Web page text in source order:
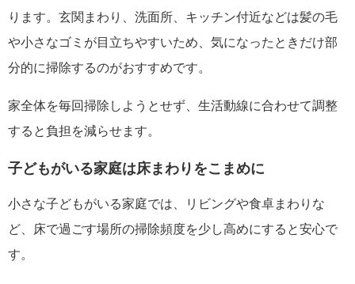
ります。玄関まわり、洗面所、キッチン付近などは髪の毛
や小さなゴミが目立ちやすいため、気になったときだけ部
分的に掃除するのがおすすめです。
家全体を毎回掃除しようとせず、生活動線に合わせて調整
すると負担を減らせます。
子どもがいる家庭は床まわりをこまめに
小さな子どもがいる家庭では、リビングや食卓まわりな
ど、床で過ごす場所の掃除頻度を少し高めにすると安心で
す。